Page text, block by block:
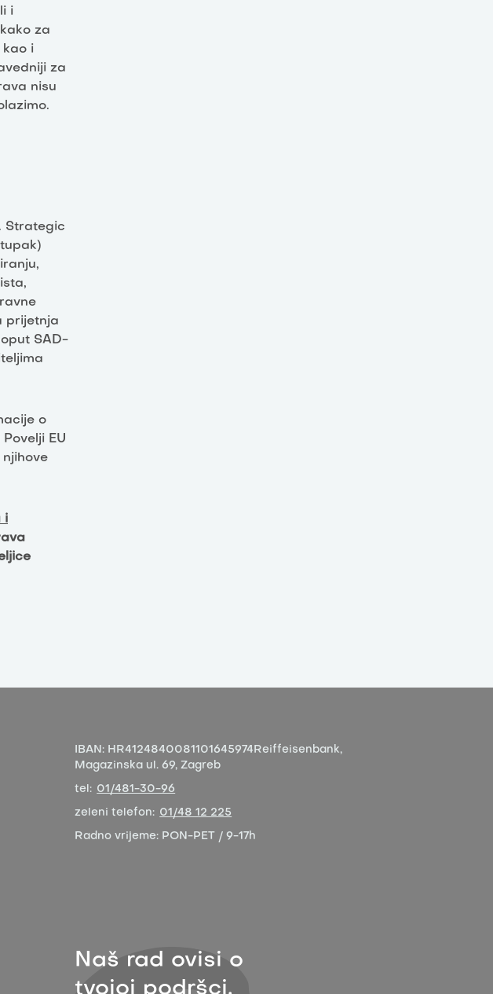
i
za
kao i
za
nisu
Strategic
prijetnja
SAD-
o
EU
i
IBAN: HR4124840081101645974 Reiffeisenbank,
Magazinska ul. 69, Zagreb
tel: 01/481-30-96
zeleni telefon: 01/48 12 225
Radno vrijeme: PON-PET / 9-17h
Naš rad ovisi o
tvojoj podršci.